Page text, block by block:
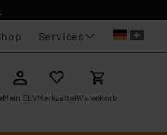
Services
Mein ELVMerkzettelWarenkorb